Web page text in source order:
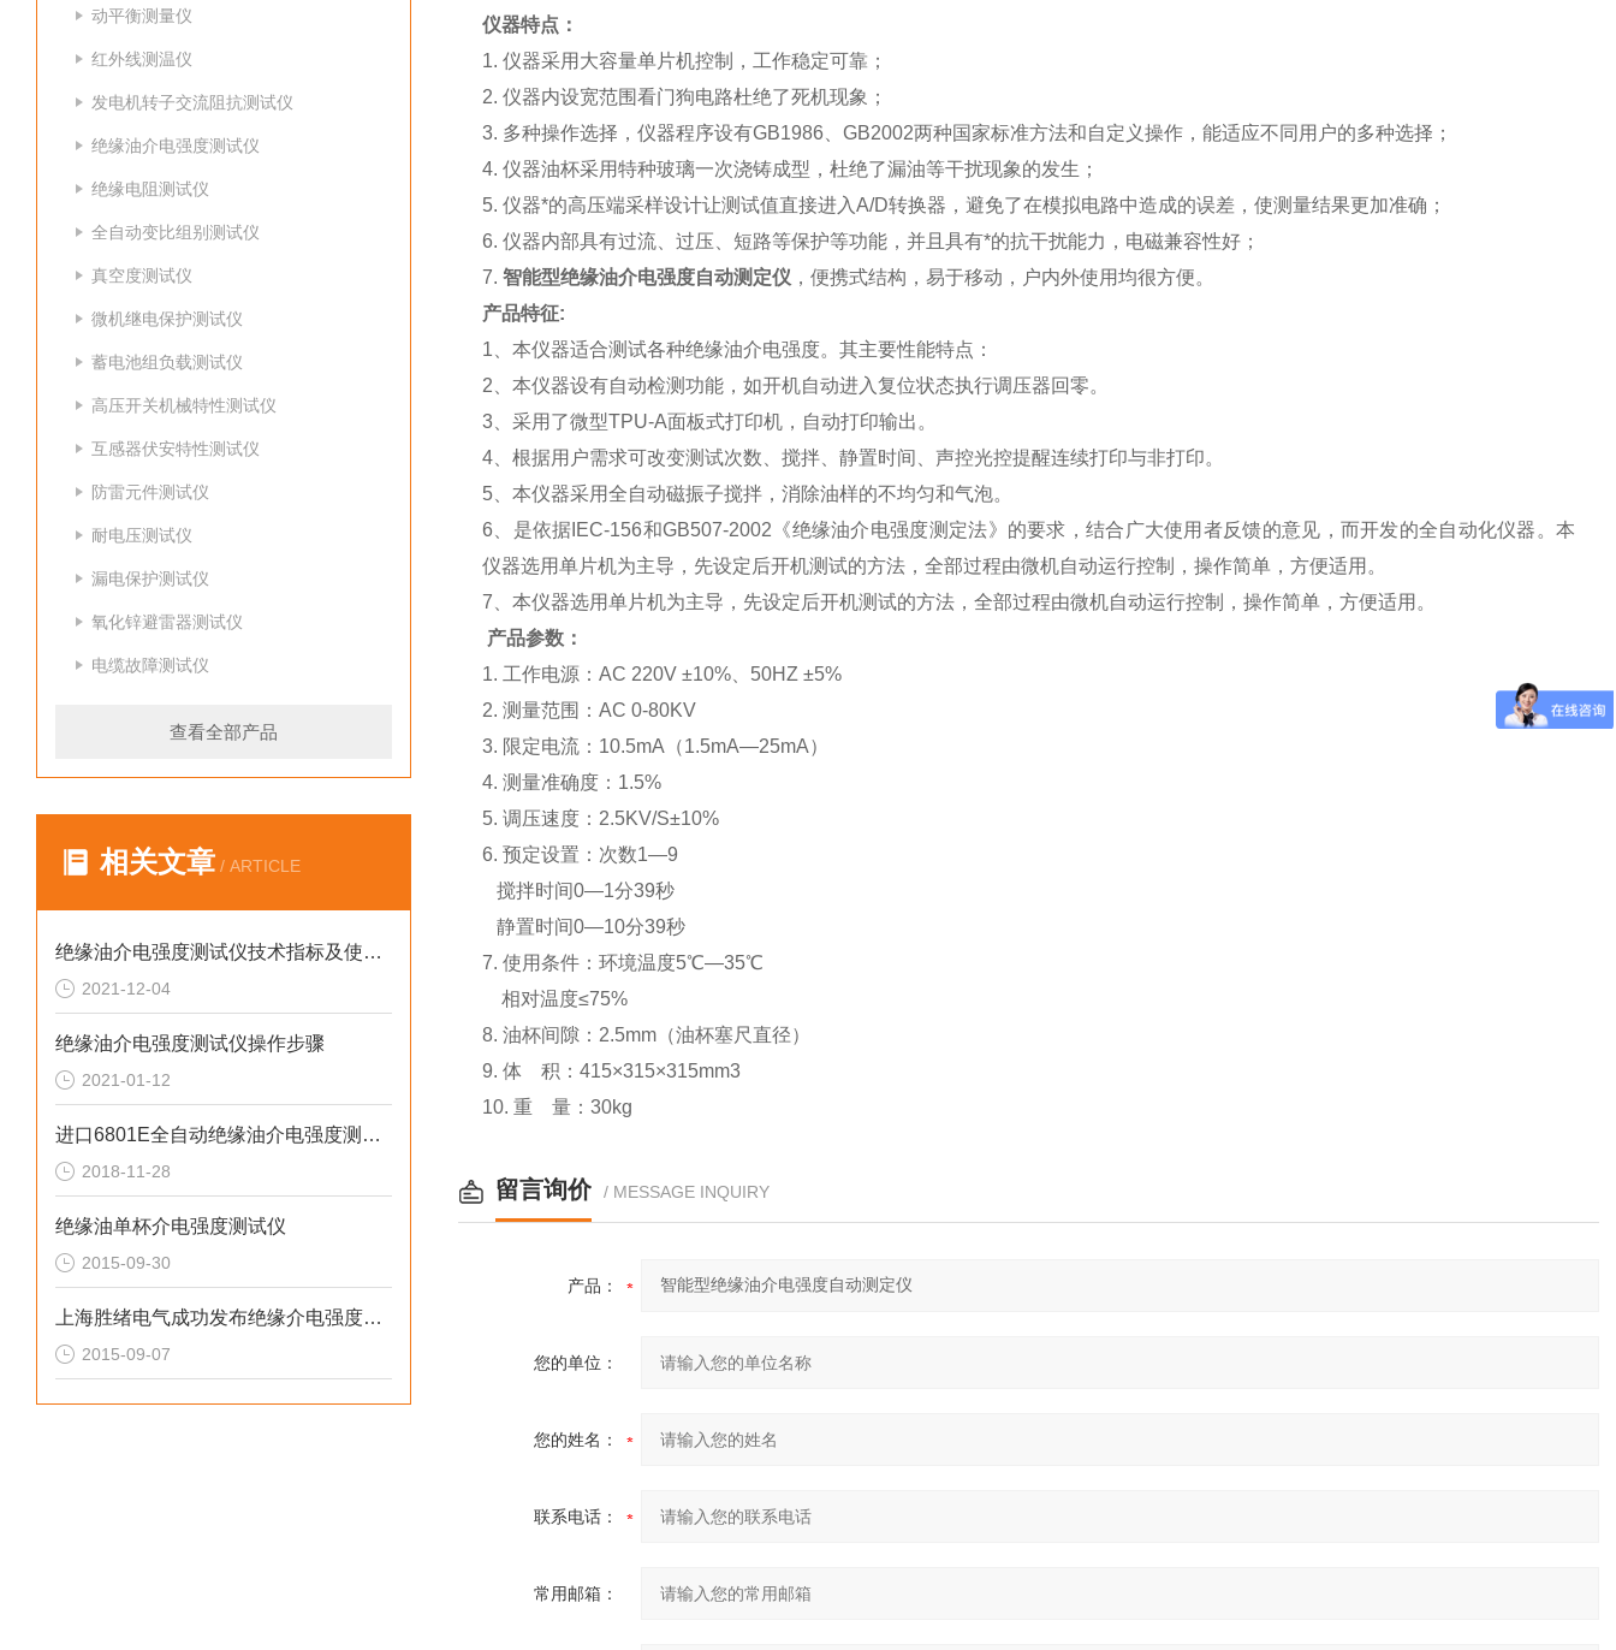
动平衡测量仪
红外线测温仪
发电机转子交流阻抗测试仪
绝缘油介电强度测试仪
绝缘电阻测试仪
全自动变比组别测试仪
真空度测试仪
微机继电保护测试仪
蓄电池组负载测试仪
高压开关机械特性测试仪
互感器伏安特性测试仪
防雷元件测试仪
耐电压测试仪
漏电保护测试仪
氧化锌避雷器测试仪
电缆故障测试仪
查看全部产品
相关文章 / ARTICLE
绝缘油介电强度测试仪技术指标及使用条件
2021-12-04
绝缘油介电强度测试仪操作步骤
2021-01-12
进口6801E全自动绝缘油介电强度测试仪
2018-11-28
绝缘油单杯介电强度测试仪
2015-09-30
上海胜绪电气成功发布绝缘介电强度测试仪的企业标准
2015-09-07
仪器特点：
1. 仪器采用大容量单片机控制，工作稳定可靠；
2. 仪器内设宽范围看门狗电路杜绝了死机现象；
3. 多种操作选择，仪器程序设有GB1986、GB2002两种国家标准方法和自定义操作，能适应不同用户的多种选择；
4. 仪器油杯采用特种玻璃一次浇铸成型，杜绝了漏油等干扰现象的发生；
5. 仪器*的高压端采样设计让测试值直接进入A/D转换器，避免了在模拟电路中造成的误差，使测量结果更加准确；
6. 仪器内部具有过流、过压、短路等保护等功能，并且具有*的抗干扰能力，电磁兼容性好；
7. 智能型绝缘油介电强度自动测定仪 ，便携式结构，易于移动，户内外使用均很方便。
产品特征:
1、本仪器适合测试各种绝缘油介电强度。其主要性能特点：
2、本仪器设有自动检测功能，如开机自动进入复位状态执行调压器回零。
3、采用了微型TPU-A面板式打印机，自动打印输出。
4、根据用户需求可改变测试次数、搅拌、静置时间、声控光控提醒连续打印与非打印。
5、本仪器采用全自动磁振子搅拌，消除油样的不均匀和气泡。
6、是依据IEC-156和GB507-2002《绝缘油介电强度测定法》的要求，结合广大使用者反馈的意见，而开发的全自动化仪器。本
仪器选用单片机为主导，先设定后开机测试的方法，全部过程由微机自动运行控制，操作简单，方便适用。
7、本仪器选用单片机为主导，先设定后开机测试的方法，全部过程由微机自动运行控制，操作简单，方便适用。
产品参数：
1. 工作电源：AC 220V ±10%、50HZ ±5%
2. 测量范围：AC 0-80KV
3. 限定电流：10.5mA（1.5mA—25mA）
4. 测量准确度：1.5%
5. 调压速度：2.5KV/S±10%
6. 预定设置：次数1—9
搅拌时间0—1分39秒
静置时间0—10分39秒
7. 使用条件：环境温度5℃—35℃
相对温度≤75%
8. 油杯间隙：2.5mm（油杯塞尺直径）
9. 体 积：415×315×315mm3
10. 重 量：30kg
留言询价 / MESSAGE INQUIRY
产品：
您的单位：
您的姓名：
联系电话：
常用邮箱：